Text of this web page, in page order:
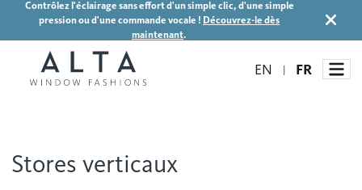
Contrôlez l'éclairage sans effort d'un simple clic, d'une simple
pression ou d'une commande vocale ! Découvrez-le dès
maintenant.
EN | FR
Habillages de fenêtre
Stores verticaux